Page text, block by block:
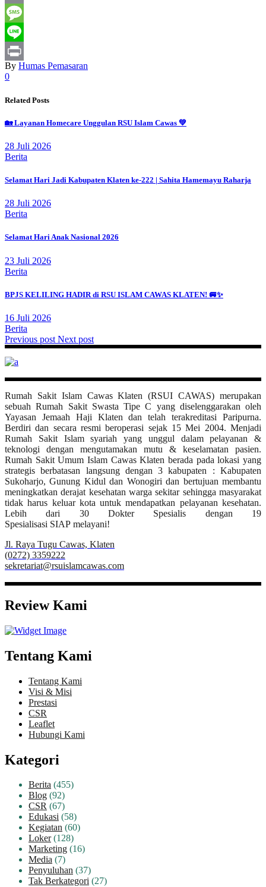
Email
Message
Line
Print
By Humas Pemasaran
0
Related Posts
🏡 Layanan Homecare Unggulan RSU Islam Cawas 💚
28 Juli 2026
Berita
Selamat Hari Jadi Kabupaten Klaten ke-222 | Sahita Hamemayu Raharja
28 Juli 2026
Berita
Selamat Hari Anak Nasional 2026
23 Juli 2026
Berita
BPJS KELILING HADIR di RSU ISLAM CAWAS KLATEN! 🚐✨
16 Juli 2026
Berita
Previous post Next post
Rumah Sakit Islam Cawas Klaten (RSUI CAWAS) merupakan
sebuah Rumah Sakit Swasta Tipe C yang diselenggarakan oleh
Yayasan Jemaah Haji Klaten dan telah terakreditasi Paripurna.
Berdiri dan secara resmi beroperasi sejak 15 Mei 2004. Menjadi
Rumah Sakit Islam syariah yang unggul dalam pelayanan &
teknologi dengan mengutamakan mutu & keselamatan pasien.
Rumah Sakit Umum Islam Cawas Klaten berada pada lokasi yang
strategis berbatasan langsung dengan 3 kabupaten : Kabupaten
Sukoharjo, Gunung Kidul dan Wonogiri dan bertujuan membantu
meningkatkan derajat kesehatan warga sekitar sehingga masyarakat
tidak harus keluar kota untuk mendapatkan pelayanan kesehatan.
Lebih dari 30 Dokter Spesialis dengan 19
Spesialisasi SIAP melayani!
Jl. Raya Tugu Cawas, Klaten
(0272) 3359222
sekretariat@rsuislamcawas.com
Review Kami
Tentang Kami
Tentang Kami
Visi & Misi
Prestasi
CSR
Leaflet
Hubungi Kami
Kategori
Berita (455)
Blog (92)
CSR (67)
Edukasi (58)
Kegiatan (60)
Loker(128)
Marketing (16)
Media (7)
Penyuluhan (37)
Tak Berkategori (27)